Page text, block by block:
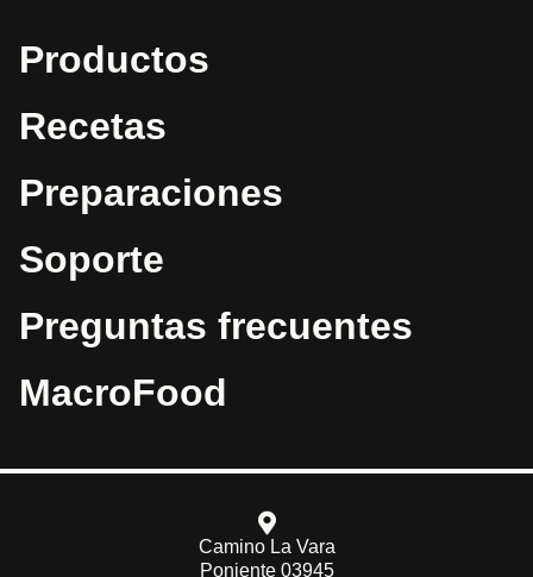
Productos
Recetas
Preparaciones
Soporte
Preguntas frecuentes
MacroFood
Camino La Vara
Poniente 03945